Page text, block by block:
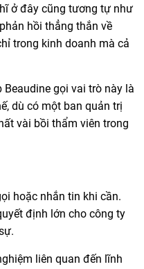
ở đây cũng tương tự như
hồi thẳng thắn về
trong kinh doanh mà cả
gọi vai trò này là
dù có một ban quản trị
vài bồi thẩm viên trong
hoặc nhắn tin khi cần.
định lớn cho công ty
liên quan đến lĩnh